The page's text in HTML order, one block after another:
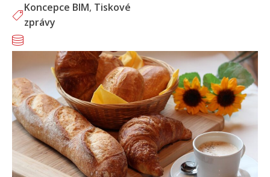
Koncepce BIM, Tiskové
zprávy